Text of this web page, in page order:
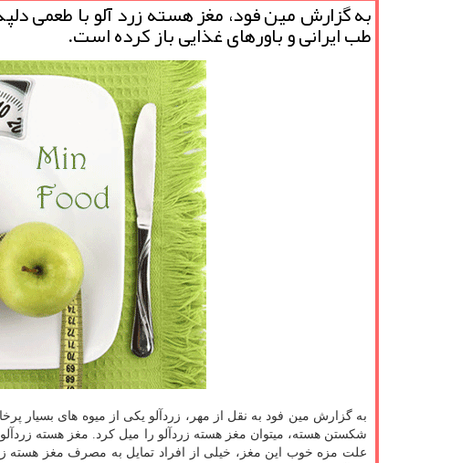
به گزارش مین فود، مغز هسته زرد آلو با طعمی
طب ایرانی و باورهای غذایی باز کرده است.
به گزارش مین فود به نقل از مهر، زردآلو یکی از میوه های بسیار
شکستن هسته، میتوان مغز هسته زردآلو را میل کرد. مغز هسته
علت مزه خوب این مغز، خیلی از افراد تمایل به مصرف مغز هسته